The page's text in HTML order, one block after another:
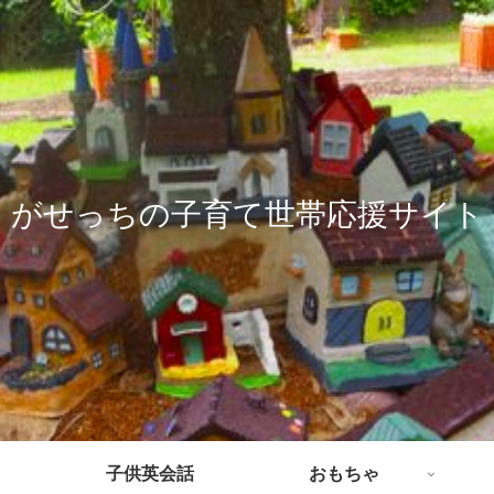
がせっちの子育て世帯応援サイト
子供英会話 おもちゃ